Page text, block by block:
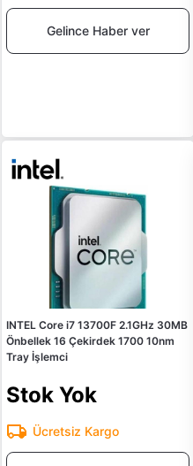
Gelince Haber ver
INTEL Core i7 13700F 2.1GHz 30MB
Önbellek 16 Çekirdek 1700 10nm
Tray İşlemci
Stok Yok
Ücretsiz Kargo